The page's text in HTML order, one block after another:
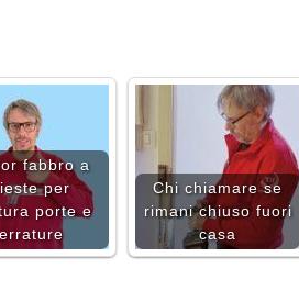
fabbro a
per
porte e
Chi chiamare se
rimani chiuso fuori
casa